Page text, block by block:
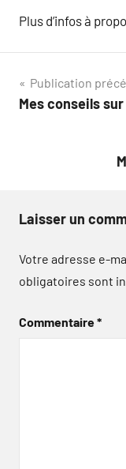
Plus d’infos à
Navigation
de
Publication
Mes conseils
Laisser un
Votre adresse e-
obligatoires sont
Commentaire*